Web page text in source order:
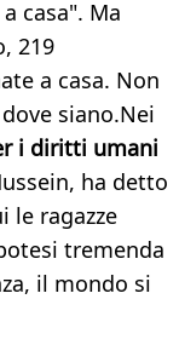
casa". Ma
219
a casa. Non
siano.Nei
i diritti umani
ha detto
le ragazze
tremenda
il mondo si